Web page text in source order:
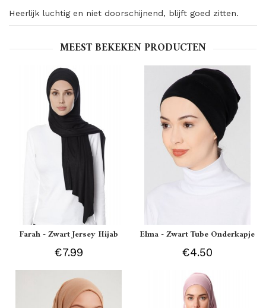
Heerlijk luchtig en niet doorschijnend, blijft goed zitten.
MEEST BEKEKEN PRODUCTEN
Farah - Zwart Jersey Hijab
€7.99
Elma - Zwart Tube Onderkapje
€4.50